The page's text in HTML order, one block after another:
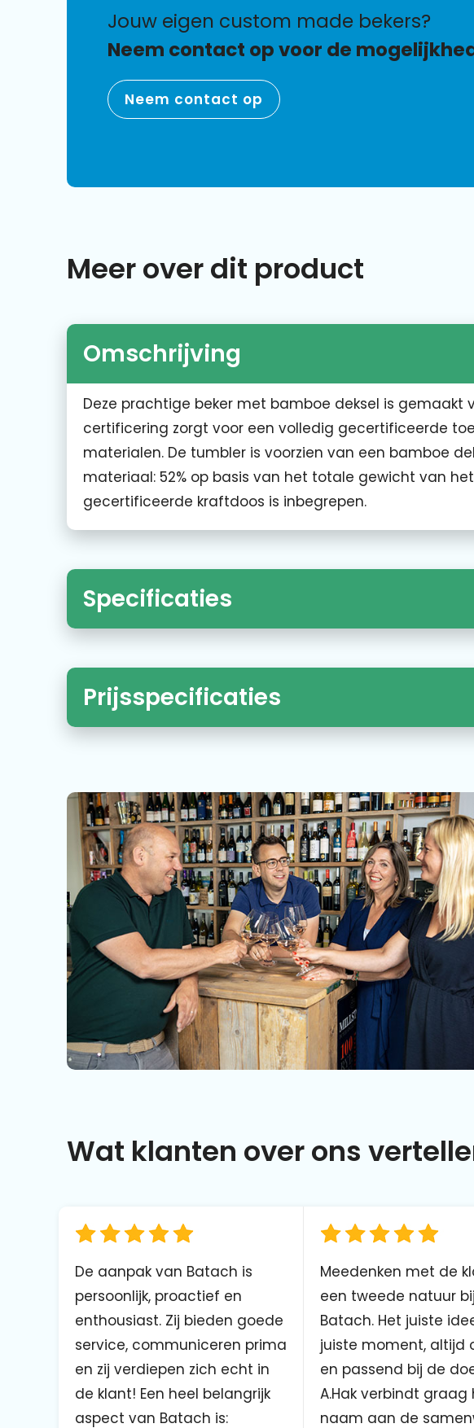
jouw eigen custom made bekers?
Neem contact op voor de
Neem contact op
Meer over dit product
Omschrijving
Deze prachtige beker met bamboe deksel is gemaakt
certificering zorgt voor een volledig gecertificeerde
materialen. De tumbler is voorzien van een bamboe
materiaal: 52% op basis van het totale gewicht van
gecertificeerde kraftdoos is inbegrepen.
Specificaties
Prijsspecificaties
Wat klanten over ons
De aanpak van Batach is
persoonlijk, proactief en
enthousiast. Zij bieden goede
service, communiceren prima
en zij verdiepen zich echt in
de klant! Een heel belangrijk
aspect van Batach is:
Meedenken met de
een tweede natuur bij
Batach. Het juiste
juiste moment, altijd
en passend bij de
A.Hak verbindt graag
naam aan de